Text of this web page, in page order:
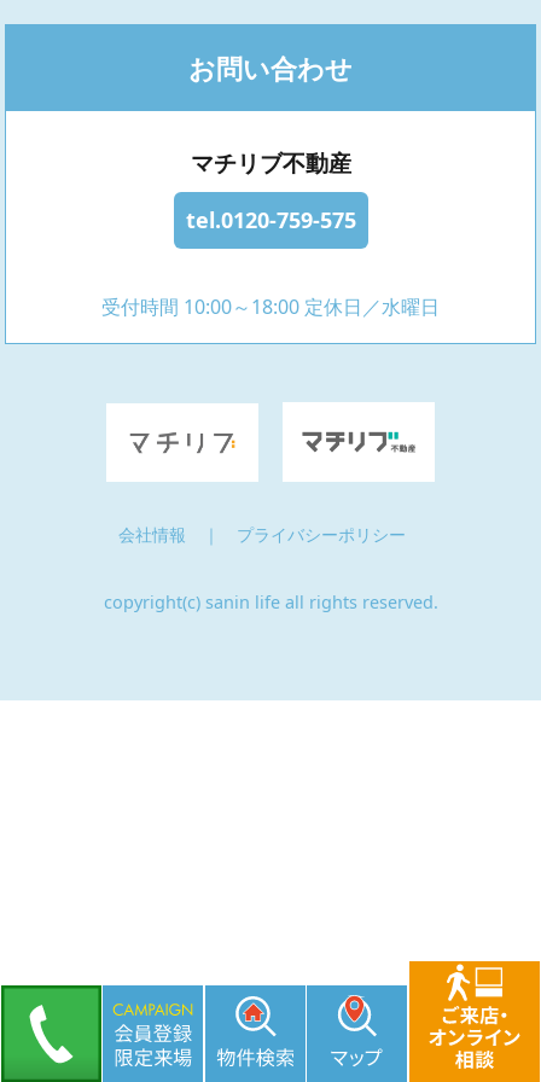
お問い合わせ
マチリブ不動産
tel.0120-759-575
受付時間 10:00～18:00 定休日／水曜日
会社情報 ｜ プライバシーポリシー
copyright(c) sanin life all rights reserved.